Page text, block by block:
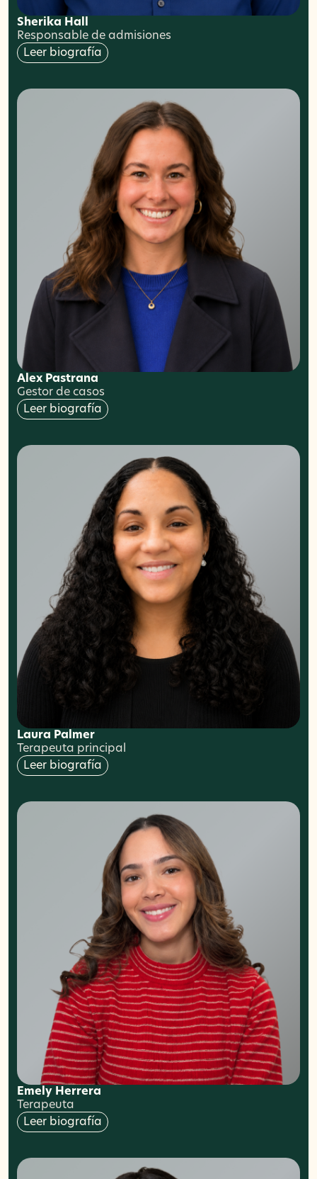
Sherika Hall
Responsable de admisiones
Leer biografía
Alex Pastrana
Gestor de casos
Leer biografía
Laura Palmer
Terapeuta principal
Leer biografía
Emely Herrera
Terapeuta
Leer biografía